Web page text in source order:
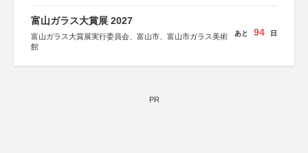
富山ガラス大賞展 2027
富山ガラス大賞展実行委員会、富山市、富山市ガラス美術
館
あと 94 日
PR